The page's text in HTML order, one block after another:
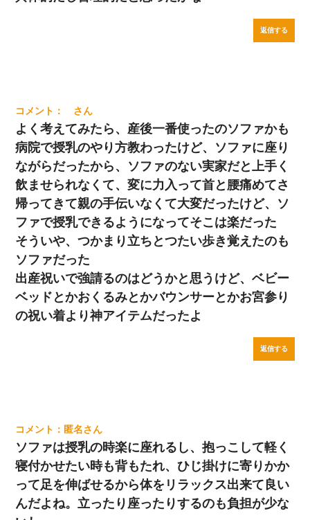
返信する
よく考えてみたら、産後一番使ったのソファかも
病院で授乳のやり方教わったけど、ソファに座り
ながらだったから、ソファのない実家だと上手く
飲ませられなくて、変に力入って首と腰痛めてさ
帰ってきて親の手伝いなくて大変だったけど、ソ
ファで授乳できるようになってそこは楽だった
そういや、つかまり立ちとつたい歩き覚えたのも
ソファだった
出産祝いで強請るのはどうかと思うけど、ベビー
ベッドとかおくるみとかバウンサーとかお宮参り
の祝い着より神アイテムだったよ
返信する
匿名
ソファは授乳の時楽に座れるし、抱っこして軽く
寝付かせたい時も背もたれ、ひじ掛けに寄りかか
って足を伸ばせるから体をリラックス出来て良い
んだよね。立ったり座ったりするのも負担が少な